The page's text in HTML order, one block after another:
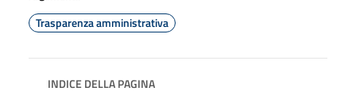
Trasparenza amministrativa
INDICE DELLA PAGINA